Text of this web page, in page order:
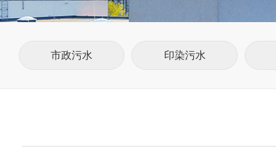
市政污水 印染污水